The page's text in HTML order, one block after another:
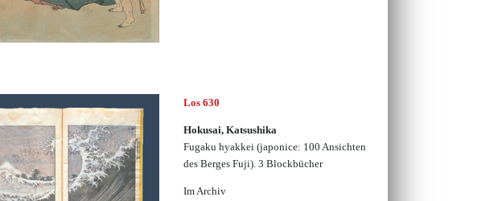
Los 630
Hokusai, Katsushika
Fugaku hyakkei (japonice: 100 Ansichten
des Berges Fuji). 3 Blockbücher
Im Archiv